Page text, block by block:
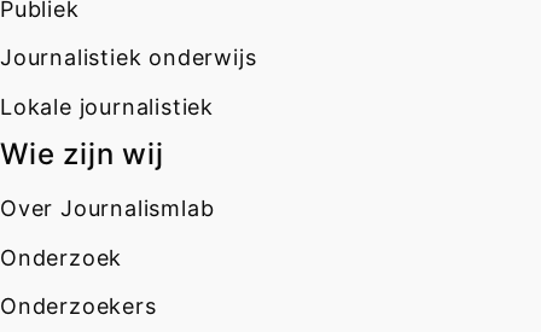
Publiek
Journalistiek onderwijs
Lokale journalistiek
Wie zijn wij
Over Journalismlab
Onderzoek
Onderzoekers